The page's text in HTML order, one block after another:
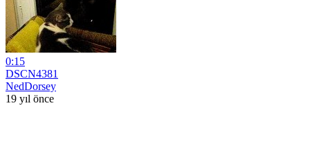
0:15
DSCN4381
NedDorsey
19 yıl önce